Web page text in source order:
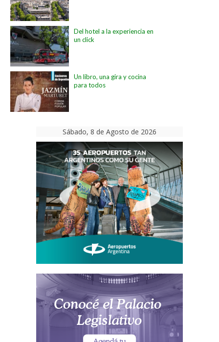
Del hotel a la experiencia en
un click
Un libro, una gira y cocina
para todos
Sábado, 8 de Agosto de 2026